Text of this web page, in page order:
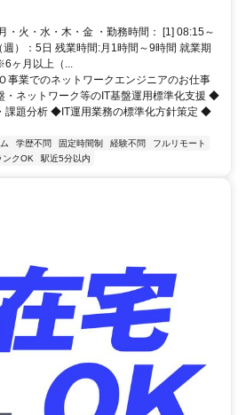
・火・水・木・金 ・勤務時間： [1] 08:15～
）：5日 残業時間:月1時間～9時間 就業期
ヶ月以上（...
事業でのネットワークエンジニアのお仕事
・ネットワーク等のIT基盤運用標準化支援 ◆
課題分析 ◆IT運用業務の標準化方針策定 ◆
学歴不問 固定時間制 経験不問
フルリモート
ンクOK 駅近5分以内